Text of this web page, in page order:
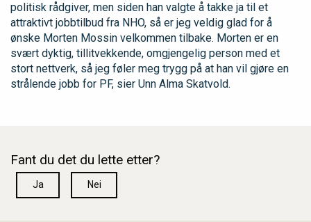
politisk rådgiver, men siden han valgte å takke ja til et
attraktivt jobbtilbud fra NHO, så er jeg veldig glad for å
ønske Morten Mossin velkommen tilbake. Morten er en
svært dyktig, tillitvekkende, omgjengelig person med et
stort nettverk, så jeg føler meg trygg på at han vil gjøre en
strålende jobb for PF, sier Unn Alma Skatvold.
Fant du det du lette etter?
Ja Nei